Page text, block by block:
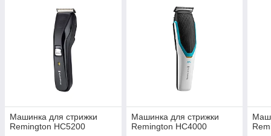
Машинка для стрижки
Remington HC5200
Машинка для стрижки
Remington HC4000